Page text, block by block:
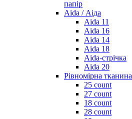
папір
Aida / Аіда
Aida 11
Aida 16
Aida 14
Aida 18
Aida-стрічка
Aida 20
Рівномірна тканина
25 count
27 count
18 count
28 count